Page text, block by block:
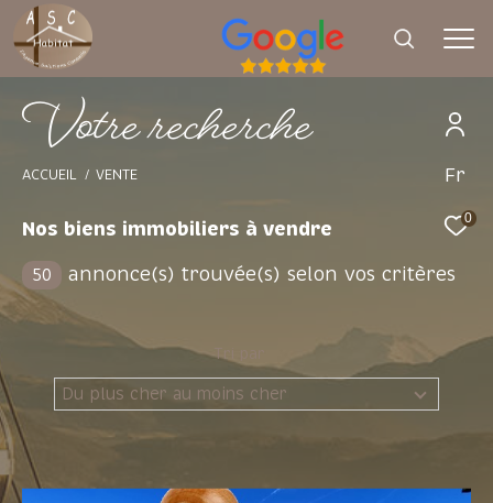
Fr
0
Voterecherche
ACCUEIL VENTE
Nos biens immobiliers à vendre
50 annonce(s) trouvée(s) selon vos critères
Tri par
Du plus cher au moins cher
Effectuer une recherche
et trouver le bien qui correspond à vos
critères
Type d'offre
Type de bien